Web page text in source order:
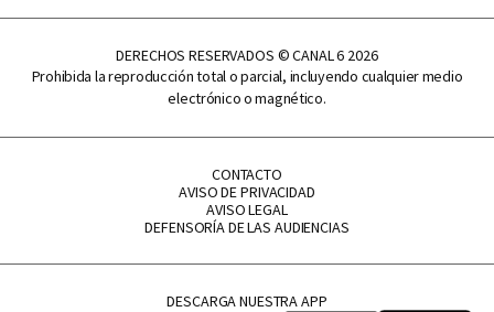
DERECHOS RESERVADOS © CANAL 6 2026
Prohibida la reproducción total o parcial, incluyendo cualquier medio
electrónico o magnético.
CONTACTO
AVISO DE PRIVACIDAD
AVISO LEGAL
DEFENSORÍA DE LAS AUDIENCIAS
DESCARGA NUESTRA APP